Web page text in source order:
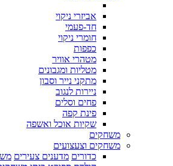
אביזרי ניקוי
חד-פעמי
חומרי ניקוי
כפפות
מטהרי אוויר
מטליות ומגבונים
מתקני נייר וסבון
ניירות לנגוב
פחים וסלים
פינת קפה
שקיות אוכל ואשפה
משחקים
משחקים וצעצועים
כדורים מדענים צעירים